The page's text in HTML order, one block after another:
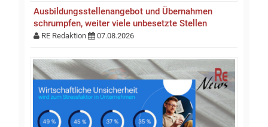
Ausbildungsstellen­an­gebot und Übernahmen
schrumpfen, weiter viele unbesetzte Stellen
RE Redaktion 07.08.2026